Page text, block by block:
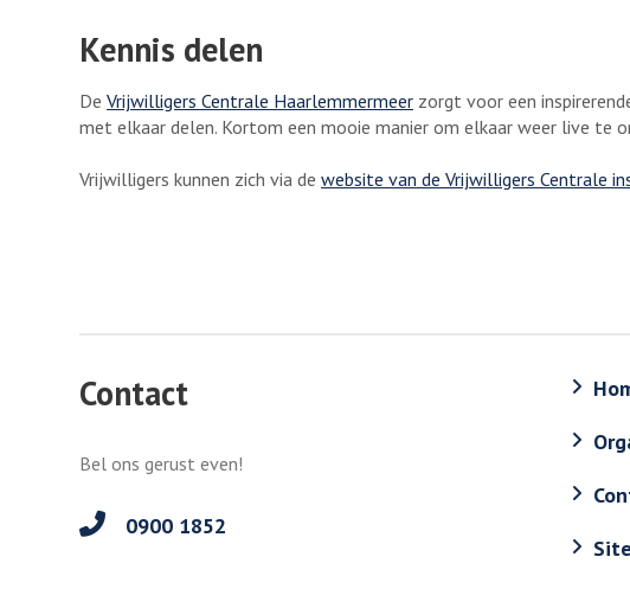
Kennis delen
De Vrijwilligers Centrale Haarlemmermeer zorgt voor een
met elkaar delen. Kortom een mooie manier om elkaar weer live te
Vrijwilligers kunnen zich via de website van de Vrijwilligers Centrale
Contact
Bel ons gerust even!
0900 1852